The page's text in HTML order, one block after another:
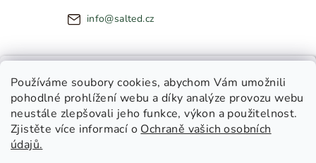
Používáme soubory cookies, abychom Vám umožnili
pohodlné prohlížení webu a díky analýze provozu webu
neustále zlepšovali jeho funkce, výkon a použitelnost.
Zjistěte více informací o Ochraně vašich osobních
údajů.
info@salted.cz
Copyright 2026SALTED. Všechna práva vyhrazena.Upravit
nastavení cookies
NOVINKY ZE SALTED
Toužíte dostávat novinky z